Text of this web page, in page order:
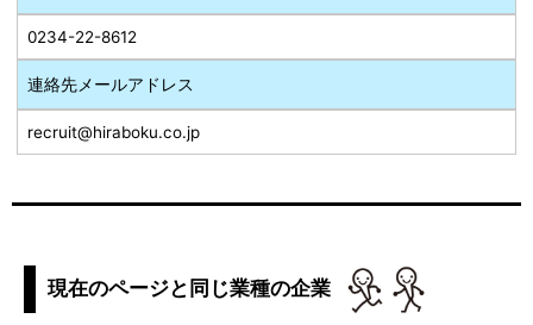
0234-22-8612
連絡先メールアドレス
recruit@hiraboku.co.jp
現在のページと同じ業種の企業